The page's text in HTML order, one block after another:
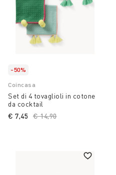
-50%
Coincasa
Set di 4 tovaglioli in cotone
da cocktail
Price reduced from
€ 14,90to
€ 7,45